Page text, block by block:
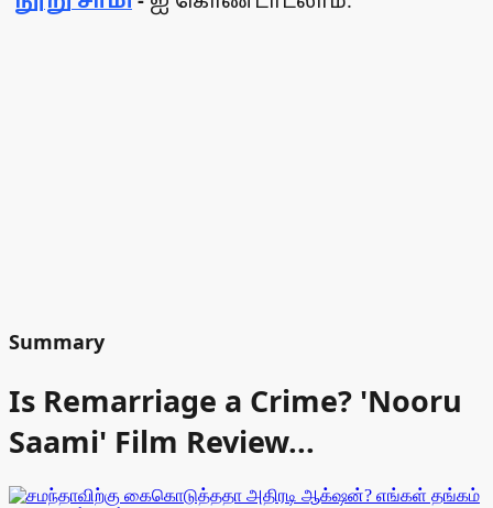
Summary
Is Remarriage a Crime? 'Nooru
Saami' Film Review...